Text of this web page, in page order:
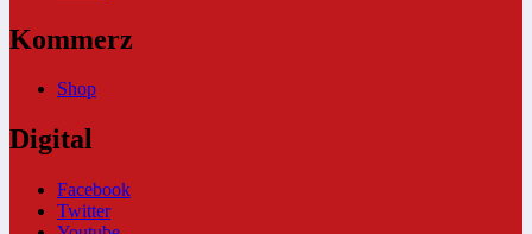
Kommerz
Shop
Digital
Facebook
Twitter